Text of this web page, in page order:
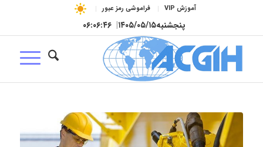
آموزش VIP فراموشی رمز عبور
پنجشنبه۱۴۰۵/۰۵/۱۵| ۰۶:۰۶:۴۷